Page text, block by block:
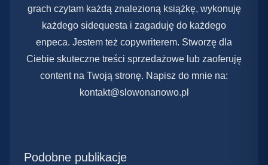
grach czytam każdą znalezioną książkę, wykonuję
każdego sidequesta i zagaduję do każdego
enpeca. Jestem też copywriterem. Stworzę dla
Ciebie skuteczne treści sprzedażowe lub zaoferuję
content na Twoją stronę. Napisz do mnie na:
kontakt@slowonanowo.pl
Podobne publikacje